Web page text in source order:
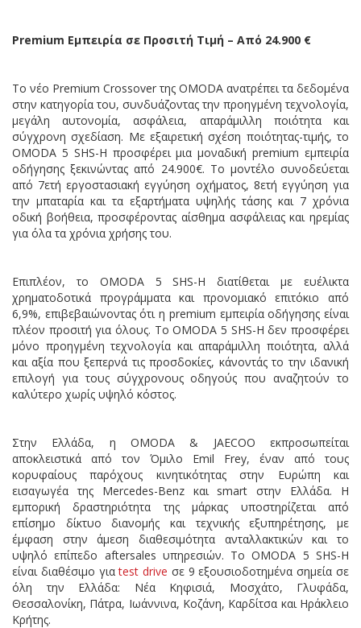
Premium Εμπειρία σε Προσιτή Τιμή – Από 24.900 €
Το νέο Premium Crossover της OMODA ανατρέπει τα δεδομένα
στην κατηγορία του, συνδυάζοντας την προηγμένη τεχνολογία,
μεγάλη αυτονομία, ασφάλεια, απαράμιλλη ποιότητα και
σύγχρονη σχεδίαση. Με εξαιρετική σχέση ποιότητας-τιμής, το
OMODA 5 SHS-H προσφέρει μια μοναδική premium εμπειρία
οδήγησης ξεκινώντας από 24.900€. Το μοντέλο συνοδεύεται
από 7ετή εργοστασιακή εγγύηση οχήματος, 8ετή εγγύηση για
την μπαταρία και τα εξαρτήματα υψηλής τάσης και 7 χρόνια
οδική βοήθεια, προσφέροντας αίσθημα ασφάλειας και ηρεμίας
για όλα τα χρόνια χρήσης του.
Επιπλέον, το OMODA 5 SHS-H διατίθεται με ευέλικτα
χρηματοδοτικά προγράμματα και προνομιακό επιτόκιο από
6,9%, επιβεβαιώνοντας ότι η premium εμπειρία οδήγησης είναι
πλέον προσιτή για όλους. Το OMODA 5 SHS-H δεν προσφέρει
μόνο προηγμένη τεχνολογία και απαράμιλλη ποιότητα, αλλά
και αξία που ξεπερνά τις προσδοκίες, κάνοντάς το την ιδανική
επιλογή για τους σύγχρονους οδηγούς που αναζητούν το
καλύτερο χωρίς υψηλό κόστος.
Στην Ελλάδα, η OMODA & JAECOO εκπροσωπείται
αποκλειστικά από τον Όμιλο Emil Frey, έναν από τους
κορυφαίους παρόχους κινητικότητας στην Ευρώπη και
εισαγωγέα της Mercedes-Benz και smart στην Ελλάδα. Η
εμπορική δραστηριότητα της μάρκας υποστηρίζεται από
επίσημο δίκτυο διανομής και τεχνικής εξυπηρέτησης, με
έμφαση στην άμεση διαθεσιμότητα ανταλλακτικών και το
υψηλό επίπεδο aftersales υπηρεσιών. Το OMODA 5 SHS-H
είναι διαθέσιμο γιαtest drive σε 9 εξουσιοδοτημένα σημεία σε
όλη την Ελλάδα: Νέα Κηφισιά, Μοσχάτο, Γλυφάδα,
Θεσσαλονίκη, Πάτρα, Ιωάννινα, Κοζάνη, Καρδίτσα και Ηράκλειο
Κρήτης.